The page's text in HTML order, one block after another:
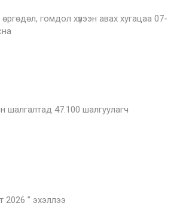
гомдол хүлээн авах хугацаа 07-
шалгалтад 47.100 шалгуулагч
2026 ” эхэллээ